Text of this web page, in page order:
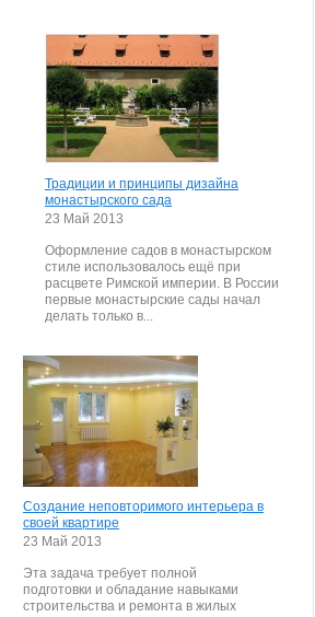
Традиции и принципы дизайна
монастырского сада
23 Май 2013
Оформление садов в монастырском
стиле использовалось ещё при
расцвете Римской империи. В России
первые монастырские сады начал
делать только в...
Создание неповторимого интерьера в
своей квартире
23 Май 2013
Эта задача требует полной
подготовки и обладание навыками
строительства и ремонта в жилых